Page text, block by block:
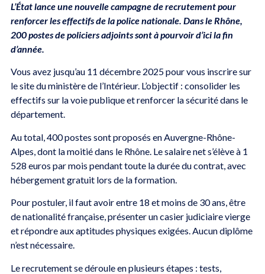
L’État lance une nouvelle campagne de recrutement pour
renforcer les effectifs de la police nationale. Dans le Rhône,
200 postes de policiers adjoints sont à pourvoir d’ici la fin
d’année.
Vous avez jusqu’au 11 décembre 2025 pour vous inscrire sur
le site du ministère de l’Intérieur. L’objectif : consolider les
effectifs sur la voie publique et renforcer la sécurité dans le
département.
Au total, 400 postes sont proposés en Auvergne-Rhône-
Alpes, dont la moitié dans le Rhône. Le salaire net s’élève à 1
528 euros par mois pendant toute la durée du contrat, avec
hébergement gratuit lors de la formation.
Pour postuler, il faut avoir entre 18 et moins de 30 ans, être
de nationalité française, présenter un casier judiciaire vierge
et répondre aux aptitudes physiques exigées. Aucun diplôme
n’est nécessaire.
Le recrutement se déroule en plusieurs étapes : tests,